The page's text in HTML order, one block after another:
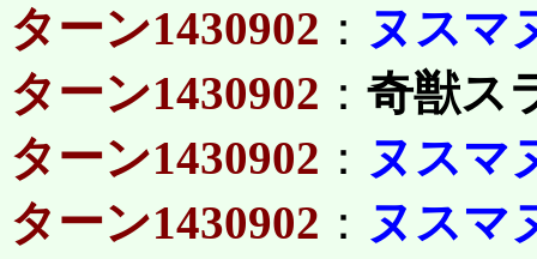
ターン1430902 ： ヌスマ
ターン1430902 ： 奇獣ス
ターン1430902 ： ヌスマ
ターン1430902 ： ヌスマ